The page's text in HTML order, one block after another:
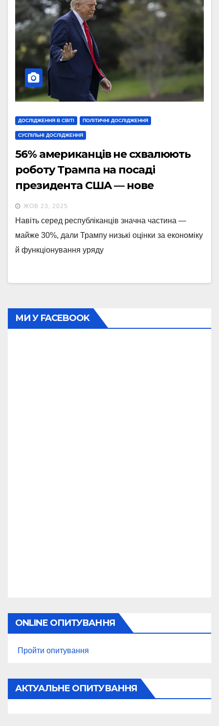
ДОСЛІДЖЕННЯ В СВІТІ ПОЛІТИЧНІ ДОСЛІДЖЕННЯ
СУСПІЛЬНІ ДОСЛІДЖЕННЯ
56% американців не схвалюють
роботу Трампа на посаді
президента США — нове
опитування
ЖОВ 23, 2025
Навіть серед республіканців значна частина —
майже 30%, дали Трампу низькі оцінки за економіку
й функціонування уряду
МИ У FACEBOOK
ONLINE ОПИТУВАННЯ
Пройти опитування
АКТУАЛЬНЕ ОПИТУВАННЯ